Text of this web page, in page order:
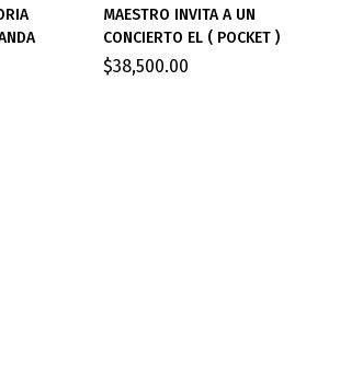
MAESTRO INVITA A UN
CONCIERTO EL ( POCKET )
$38,500.00